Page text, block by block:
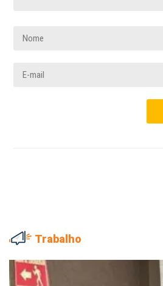
Trabalho